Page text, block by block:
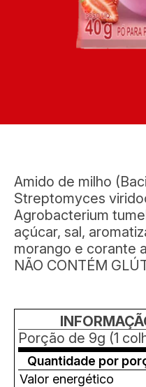
Amido de milho
Streptomyces
Agrobacterium
açúcar, sal,
morango e corante
NÃO CONTÉM
Porção de 9g (1
Quantidade por
Valor energético